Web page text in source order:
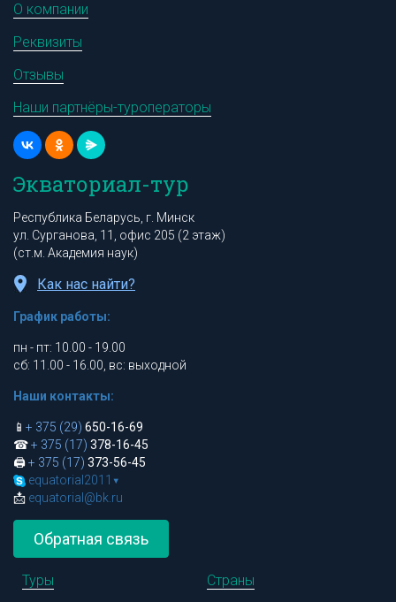
О компании
Реквизиты
Отзывы
Наши партнёры-туроператоры
Экваториал-тур
Республика Беларусь, г. Минск
ул. Сурганова, 11, офис 205 (2 этаж)
(ст.м. Академия наук)
Как нас найти?
График работы:
пн - пт: 10.00 - 19.00
сб: 11.00 - 16.00, вс: выходной
Наши контакты:
📱 + 375 (29) 650-16-69
☎+ 375 (17) 378-16-45
🖨+ 375 (17) 373-56-45
equatorial2011 ▾
📩 equatorial@bk.ru
Обратная связь
Туры Страны